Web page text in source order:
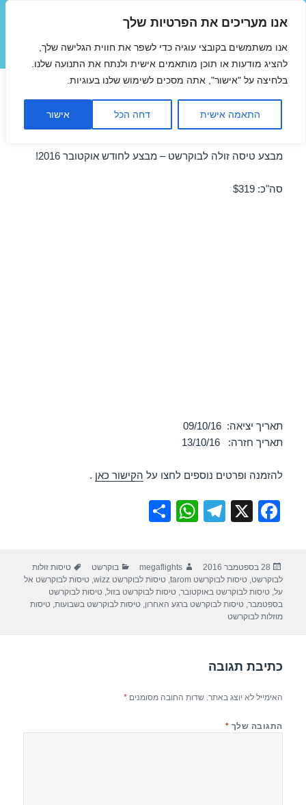
אנו מעריכים את הפרטיות שלך
אנו משתמשים בקובצי עוגיה כדי לשפר את חווית הגלישה שלך,
להציג מודעות או תוכן מותאמים אישית ולנתח את התנועה שלנו.
בלחיצה על "אישור", אתה מסכים לשימוש שלנו בעוגיות.
התאמה אישית דחה הכל אישור
תפריטים
ווידג'טים
טיסות זולות לבוקרשט באוקטובר
09/10/2016
מבצע טיסה זולה לבוקרשט – מבצע לחודש אוקטובר 2016!
סה"כ: $319
תאריך יציאה: 09/10/16
תאריך חזרה: 13/10/16
להזמנה ופרטים נוספים לחצו על הקישור כאן .
F
e
b
o
k
X
T
gr
a
W
s
A
e
פורסם
בתאריך
28 בספטמבר 2016 מחבר
megaflights קטגוריות
בוקרשט תגיות
טיסות זולות
לבוקרשט,טיסות לבוקרשט tarom ,טיסות לבוקרשט wizz ,טיסות לבוקרשט אל
על,טיסות לבוקרשט באוקטובר,טיסות לבוקרשט בזול,טיסות לבוקרשט
בספטמבר,טיסות לבוקרשט ברגע האחרון,טיסות לבוקרשט בשבועות,טיסות
מוזלות לבוקרשט
כתיבת תגובה
האימייל לא יוצג באתר. שדות החובה מסומנים*
התגובה שלך *